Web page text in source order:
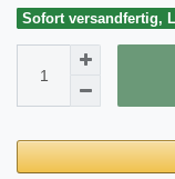
Sofort versandfertig,